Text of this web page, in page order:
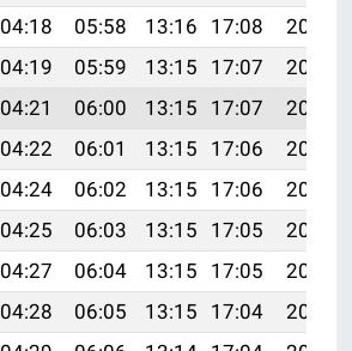
04:18 05:58 13:16 17:08
20:23
04:19 05:59 13:15 17:07
20:21
04:21 06:00 13:15 17:07
20:20
04:22 06:01 13:15 17:06
20:19
04:24 06:02 13:15 17:06
20:18
04:25 06:03 13:15 17:05
20:17
04:27 06:04 13:15 17:05
20:15
04:28 06:05 13:15 17:04
20:14